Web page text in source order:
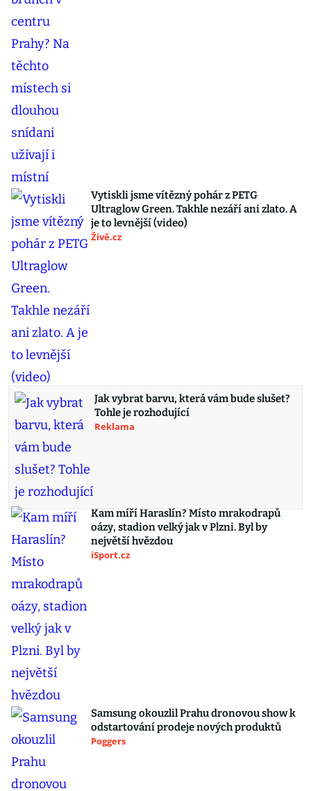
Vytiskli jsme vítězný pohár z PETG
Ultraglow Green. Takhle nezáří ani zlato. A
je to levnější (video)
Živě.cz
Jak vybrat barvu, která vám bude slušet?
Tohle je rozhodující
Reklama
Kam míří Haraslín? Místo mrakodrapů
oázy, stadion velký jak v Plzni. Byl by
největší hvězdou
iSport.cz
Samsung okouzlil Prahu dronovou show k
odstartování prodeje nových produktů
Poggers